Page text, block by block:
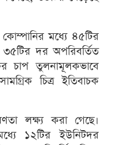
মধ্যে ৪৫টির
দর অপরিবর্তিত
চাপ তুলনামূলকভাবে
চিত্র ইতিবাচক
লক্ষ্য করা গেছে।
১২টির ইউনিটদর